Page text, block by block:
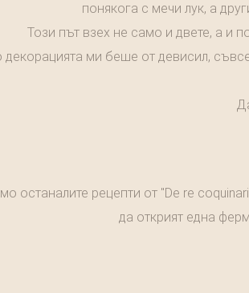
понякога с мечи лук, а
Този път взех не само и двете, а и
декорацията ми беше от девисил,
останалите рецепти от "De re
да открият една